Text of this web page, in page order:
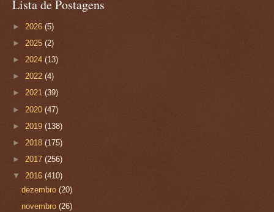
Lista de Postagens
► 2026 (5)
► 2025 (2)
► 2024 (13)
► 2022 (4)
► 2021 (39)
► 2020 (47)
► 2019 (138)
► 2018 (175)
► 2017 (256)
▼ 2016 (410)
dezembro(20)
novembro(26)